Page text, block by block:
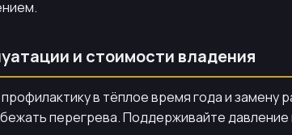
и стоимости владения
в тёплое время года и замену
перегрева. Поддерживайте